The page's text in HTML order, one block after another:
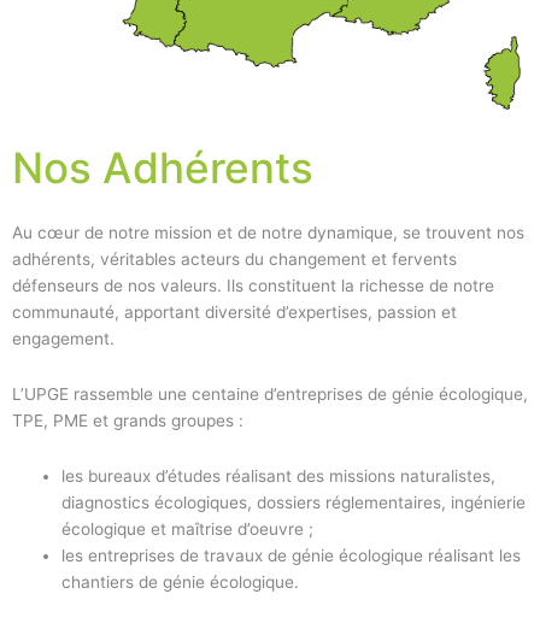
Nos Adhérents
Au cœur de notre mission et de notre dynamique, se trouvent nos
adhérents, véritables acteurs du changement et fervents
défenseurs de nos valeurs. Ils constituent la richesse de notre
communauté, apportant diversité d’expertises, passion et
engagement.
L’UPGE rassemble une centaine d’entreprises de génie écologique,
TPE, PME et grands groupes :
les bureaux d’études réalisant des missions naturalistes,
diagnostics écologiques, dossiers réglementaires, ingénierie
écologique et maîtrise d’oeuvre ;
les entreprises de travaux de génie écologique réalisant les
chantiers de génie écologique.